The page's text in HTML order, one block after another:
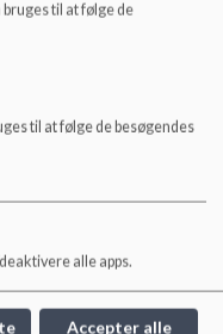
programmering af
hele verden.
med støtte
med
til at følge de
til at følge de besøgendes
alle apps.
Accepter alle